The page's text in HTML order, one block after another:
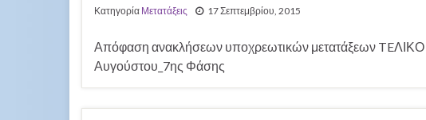
Κατηγορία Μετατάξεις 17 Σεπτεμβρίου, 2015
Απόφαση ανακλήσεων υποχρεωτικών μετατάξεων
Αυγούστου_7ης Φάσης